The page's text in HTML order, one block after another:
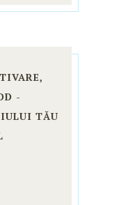
-
TĂU